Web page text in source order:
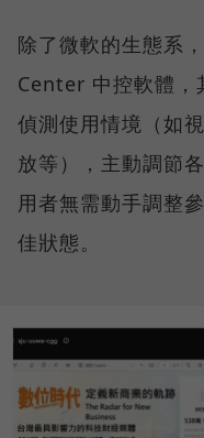
除了微軟的生態系
Center 中控軟體，
偵測使用情境（如
放等），主動調節
用者無需動手調整
佳狀態。